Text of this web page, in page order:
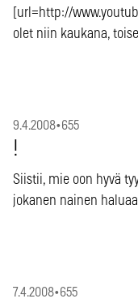
[url=http://
olet niin kaukana,
9.4.2008•655
!
Siistii, mie oon hyvä
jokanen nainen
7.4.2008•655